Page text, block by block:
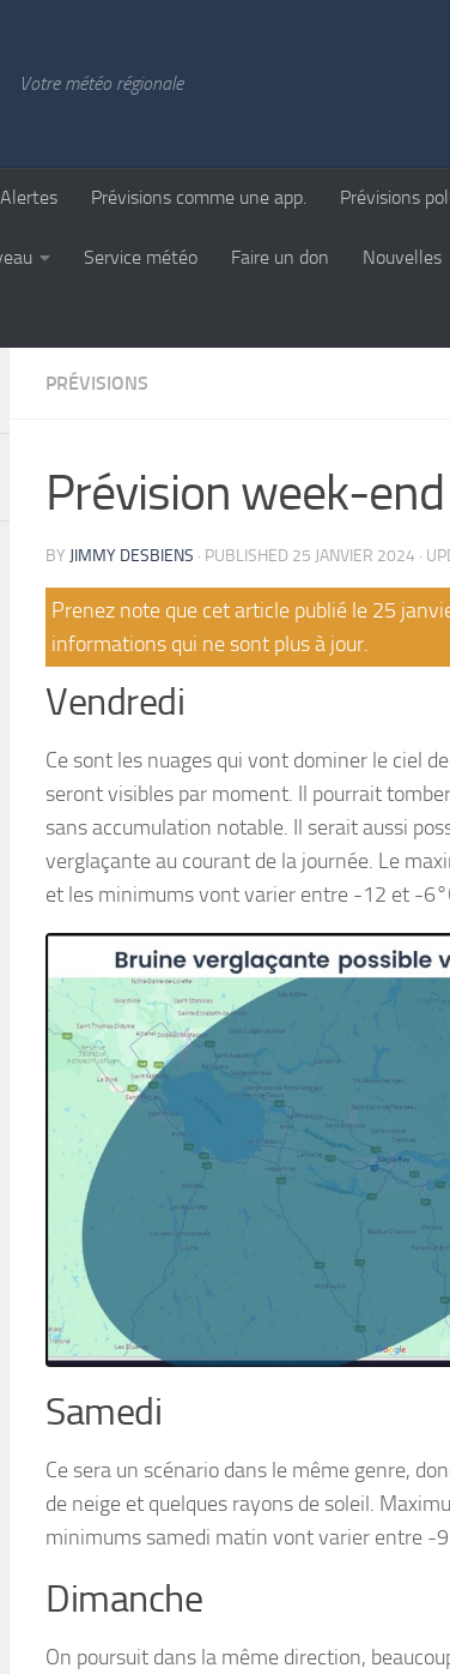
Votre météo régionale
Alertes Prévisions comme une app. Prévisions
Service météo Faire un don Nouvelles
PRÉVISIONS
Prévision week-
BY JIMMY DESBIENS · PUBLISHED 25 JANVIER 2024 ·
Prenez note que cet article publié le 25
informations qui ne sont plus à jour.
Vendredi
Ce sont les nuages qui vont dominer le ciel
seront visibles par moment. Il pourrait
sans accumulation notable. Il serait aussi
verglaçante au courant de la journée. Le
et les minimums vont varier entre -12 et -
Samedi
Ce sera un scénario dans le même genre,
de neige et quelques rayons de soleil.
minimums samedi matin vont varier entre -
Dimanche
On poursuit dans la même direction,